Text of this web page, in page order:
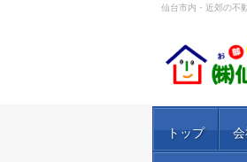
仙台市内・近郊の不
トップ